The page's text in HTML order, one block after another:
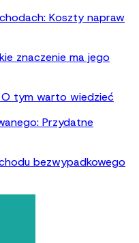
Koszty napraw
znaczenie ma jego
tym warto wiedzieć
Przydatne
bezwypadkowego